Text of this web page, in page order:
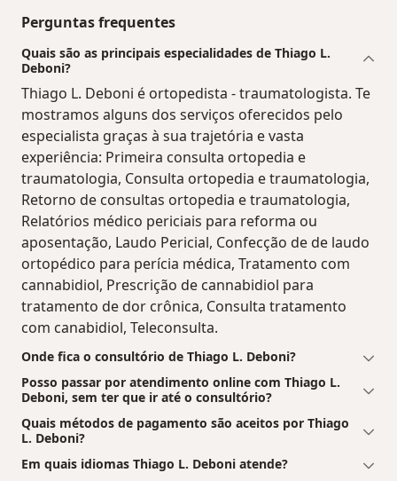
Perguntas frequentes
Quais são as principais especialidades de Thiago L.
Deboni?
Thiago L. Deboni é ortopedista - traumatologista. Te
mostramos alguns dos serviços oferecidos pelo
especialista graças à sua trajetória e vasta
experiência: Primeira consulta ortopedia e
traumatologia, Consulta ortopedia e traumatologia,
Retorno de consultas ortopedia e traumatologia,
Relatórios médico periciais para reforma ou
aposentação, Laudo Pericial, Confecção de de laudo
ortopédico para perícia médica, Tratamento com
cannabidiol, Prescrição de cannabidiol para
tratamento de dor crônica, Consulta tratamento
com canabidiol, Teleconsulta.
Onde fica o consultório de Thiago L. Deboni?
Posso passar por atendimento online com Thiago L.
Deboni, sem ter que ir até o consultório?
Quais métodos de pagamento são aceitos por Thiago
L. Deboni?
Em quais idiomas Thiago L. Deboni atende?